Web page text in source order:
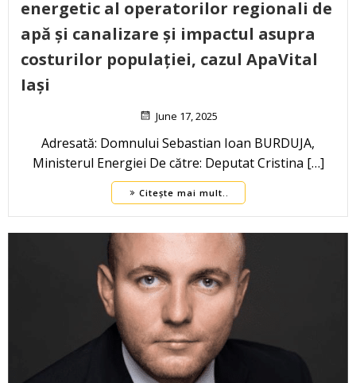
energetic al operatorilor regionali de
apă și canalizare și impactul asupra
costurilor populației, cazul ApaVital
Iași
June 17, 2025
Adresată: Domnului Sebastian Ioan BURDUJA,
Ministerul Energiei De către: Deputat Cristina […]
Citește mai mult..